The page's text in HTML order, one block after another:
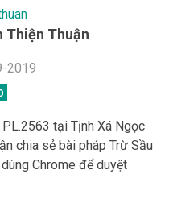
Thiện Thuận
2019
tại Tịnh Xá Ngọc
chia sẻ bài pháp Trừ Sầu
Chrome để duyệt